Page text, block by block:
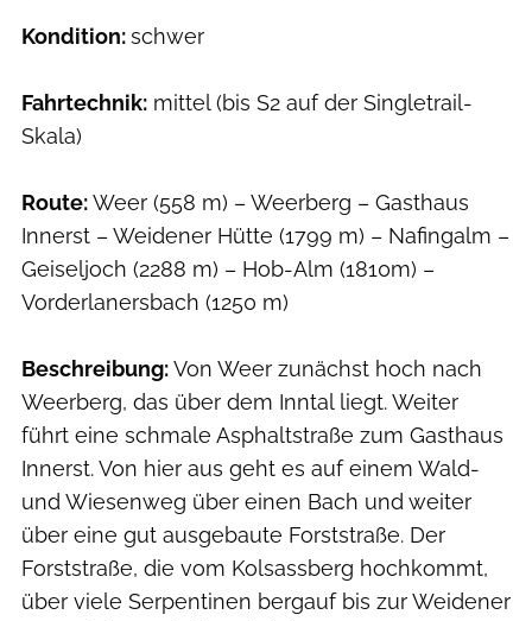
Kondition:schwer
Fahrtechnik: mittel (bis S2 auf der Singletrail-
Skala)
Route:Weer (558 m) – Weerberg – Gasthaus
Innerst – Weidener Hütte (1799 m) – Nafingalm –
Geiseljoch (2288 m) – Hob-Alm (1810m) –
Vorderlanersbach (1250 m)
Beschreibung:Von Weer zunächst hoch nach
Weerberg, das über dem Inntal liegt. Weiter
führt eine schmale Asphaltstraße zum Gasthaus
Innerst. Von hier aus geht es auf einem Wald-
und Wiesenweg über einen Bach und weiter
über eine gut ausgebaute Forststraße. Der
Forststraße, die vom Kolsassberg hochkommt,
über viele Serpentinen bergauf bis zur Weidener